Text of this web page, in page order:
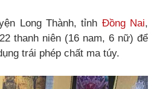
Long Thành, tỉnh Đồng Nai,
thanh niên (16 nam, 6 nữ) để
trái phép chất ma túy.